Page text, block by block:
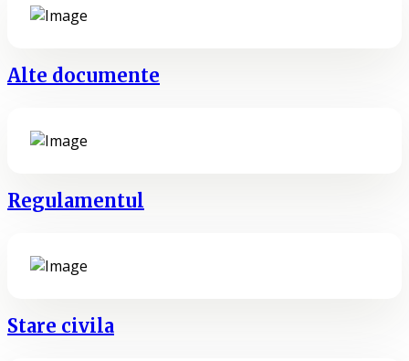
Alte documente
Regulamentul
Stare civila